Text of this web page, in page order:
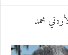
محمد